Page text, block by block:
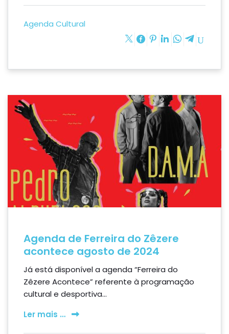
Agenda Cultural
Agenda de Ferreira do Zêzere
acontece agosto de 2024
Já está disponível a agenda “Ferreira do
Zêzere Acontece” referente à programação
cultural e desportiva...
Ler mais …